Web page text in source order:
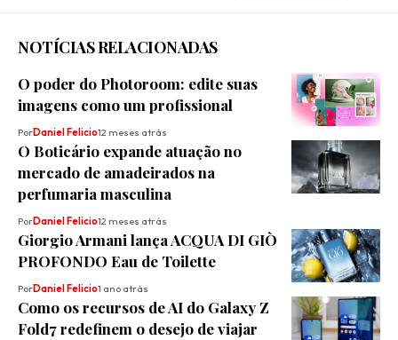
NOTÍCIAS RELACIONADAS
O poder do Photoroom: edite suas
imagens como um profissional
PorDaniel Felicio12 meses atrás
O Boticário expande atuação no
mercado de amadeirados na
perfumaria masculina
PorDaniel Felicio12 meses atrás
Giorgio Armani lança ACQUA DI GIÒ
PROFONDO Eau de Toilette
PorDaniel Felicio1 ano atrás
Como os recursos de AI do Galaxy Z
Fold7 redefinem o desejo de viajar